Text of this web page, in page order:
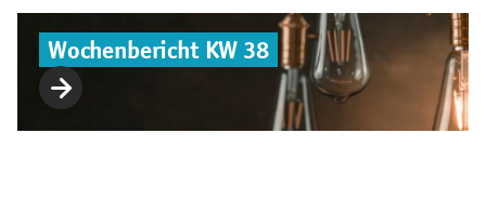
Wochenbericht KW 38